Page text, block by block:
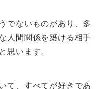
でないものがあり、多
人間関係を築ける相手
思います。
て、すべてが好きであ